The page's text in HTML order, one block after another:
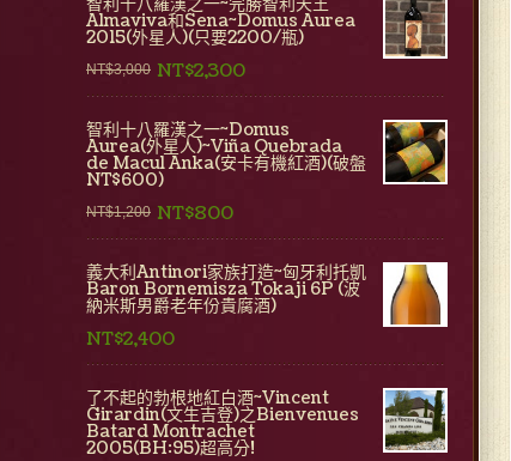
Almaviva和Sena~Domus Aurea
2015(外星人)(只要2200/瓶)
NT$3,000 NT$2,300
智利十八羅漢之一~Domus
Aurea(外星人)~Viña Quebrada
de Macul Anka(安卡有機紅酒)(破盤
NT$600)
NT$1,200 NT$800
義大利Antinori家族打造~匈牙利托凱
Baron Bornemisza Tokaji 6P (波
納米斯男爵老年份貴腐酒)
NT$2,400
了不起的勃根地紅白酒~Vincent
Girardin(文生吉登)之Bienvenues
Batard Montrachet
2005(BH:95)超高分!